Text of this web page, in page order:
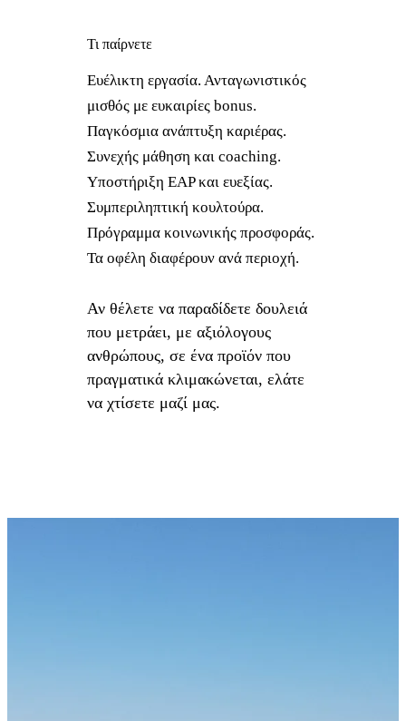
Τι παίρνετε
Ευέλικτη εργασία. Ανταγωνιστικός
μισθός με ευκαιρίες bonus.
Παγκόσμια ανάπτυξη καριέρας.
Συνεχής μάθηση και coaching.
Υποστήριξη EAP και ευεξίας.
Συμπεριληπτική κουλτούρα.
Πρόγραμμα κοινωνικής προσφοράς.
Τα οφέλη διαφέρουν ανά περιοχή.
Αν θέλετε να παραδίδετε δουλειά
που μετράει, με αξιόλογους
ανθρώπους, σε ένα προϊόν που
πραγματικά κλιμακώνεται, ελάτε
να χτίσετε μαζί μας.